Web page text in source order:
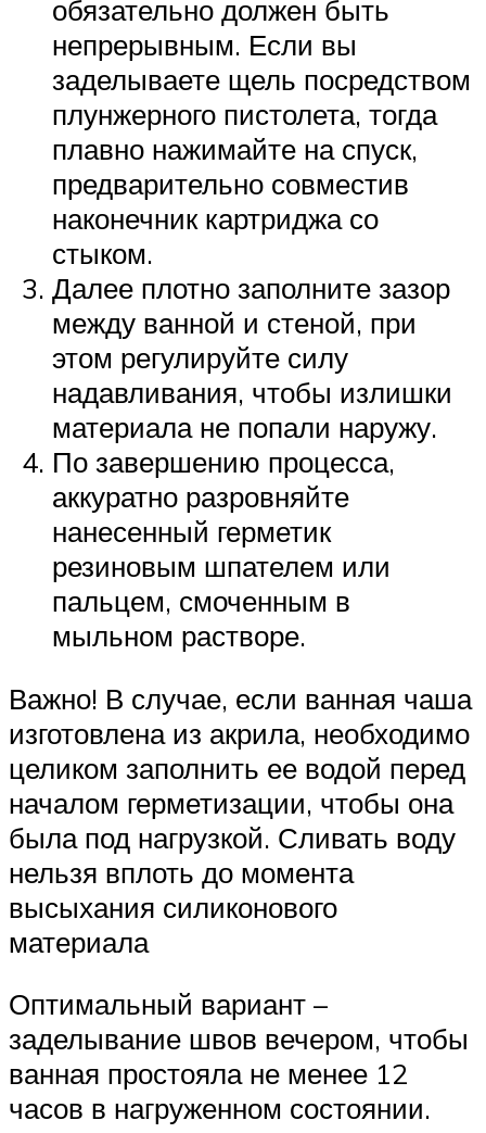
обязательно должен быть
непрерывным. Если вы
заделываете щель посредством
плунжерного пистолета, тогда
плавно нажимайте на спуск,
предварительно совместив
наконечник картриджа со
стыком.
Далее плотно заполните зазор
между ванной и стеной, при
этом регулируйте силу
надавливания, чтобы излишки
материала не попали наружу.
По завершению процесса,
аккуратно разровняйте
нанесенный герметик
резиновым шпателем или
пальцем, смоченным в
мыльном растворе.
Важно! В случае, если ванная чаша
изготовлена из акрила, необходимо
целиком заполнить ее водой перед
началом герметизации, чтобы она
была под нагрузкой. Сливать воду
нельзя вплоть до момента
высыхания силиконового
материала
Оптимальный вариант –
заделывание швов вечером, чтобы
ванная простояла не менее 12
часов в нагруженном состоянии.